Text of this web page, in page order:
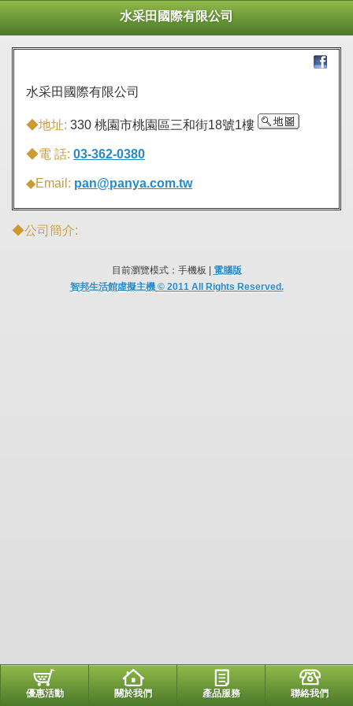
水采田國際有限公司
水采田國際有限公司
◆地址: 330 桃園市桃園區三和街18號1樓
◆電 話: 03-362-0380
◆Email: pan@panya.com.tw
◆公司簡介:
目前瀏覽模式：手機板 |
電腦版
智邦生活館虛擬主機 © 2011 All Rights Reserved.
優惠活動 關於我們 產品服務 聯絡我們